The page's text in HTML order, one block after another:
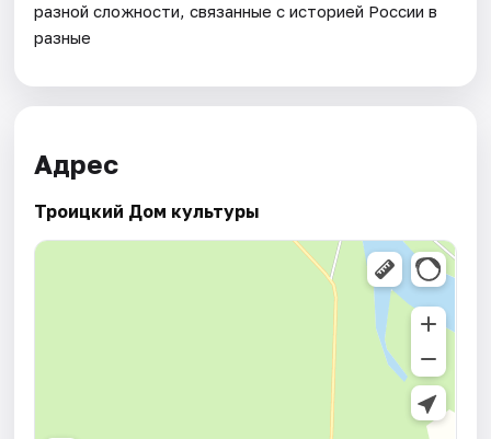
разной сложности, связанные с историей России в
разные
Адрес
Троицкий Дом культуры